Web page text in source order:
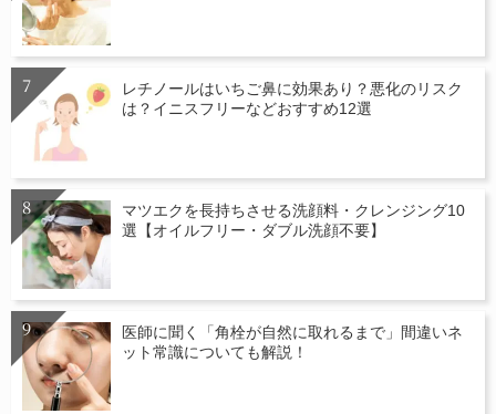
レチノールはいちご鼻に効果あり？悪化のリスク
は？イニスフリーなどおすすめ12選
マツエクを長持ちさせる洗顔料・クレンジング10
選【オイルフリー・ダブル洗顔不要】
医師に聞く「角栓が自然に取れるまで」間違いネ
ット常識についても解説！